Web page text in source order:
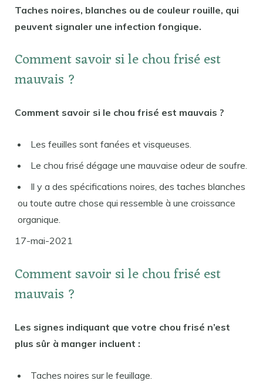
Taches noires, blanches ou de couleur rouille, qui
peuvent signaler une infection fongique.
Comment savoir si le chou frisé est
mauvais ?
Comment savoir si le chou frisé est mauvais ?
Les feuilles sont fanées et visqueuses.
Le chou frisé dégage une mauvaise odeur de soufre.
Il y a des spécifications noires, des taches blanches
ou toute autre chose qui ressemble à une croissance
organique.
17-mai-2021
Comment savoir si le chou frisé est
mauvais ?
Les signes indiquant que votre chou frisé n’est
plus sûr à manger incluent :
Taches noires sur le feuillage.